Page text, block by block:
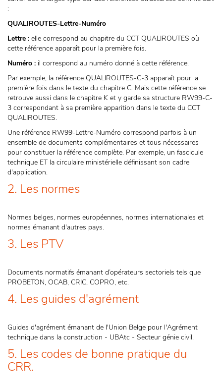
:
QUALIROUTES-Lettre-Numéro
Lettre : elle correspond au chapitre du CCT QUALIROUTES où
cette référence apparaît pour la première fois.
Numéro : il correspond au numéro donné à cette référence.
Par exemple, la référence QUALIROUTES-C-3 apparaît pour la
première fois dans le texte du chapitre C. Mais cette référence se
retrouve aussi dans le chapitre K et y garde sa structure RW99-C-
3 correspondant à sa première apparition dans le texte du CCT
QUALIROUTES.
Une référence RW99-Lettre-Numéro correspond parfois à un
ensemble de documents complémentaires et tous nécessaires
pour constituer la référence complète. Par exemple, un fascicule
technique ET la circulaire ministérielle définissant son cadre
d'application.
2. Les normes
Normes belges, normes européennes, normes internationales et
normes émanant d'autres pays.
3. Les PTV
Documents normatifs émanant d’opérateurs sectoriels tels que
PROBETON, OCAB, CRIC, COPRO, etc.
4. Les guides d'agrément
Guides d'agrément émanant de l'Union Belge pour l'Agrément
technique dans la construction - UBAtc - Secteur génie civil.
5. Les codes de bonne pratique du
CRR.